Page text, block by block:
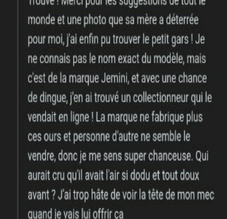
Publiée le29 avril 2026· Dijon (Bourgogne-Franche-Comté)
Ours en peluche blanc bleu et rose avec
un bavoir
Partager WhatsApp
Je l'ai perdu il y a plus de 15 ans et sur un forum il serait de la
marque Jemini...
Intéressé par cette annonce ?
Vous reconnaissez ce doudou ou vous pensez le connaître ?
Besançon
via le formulaire ci-dessous. Votre email reste
Votre email n'est pas affiché publiquement.Besançon recevra votre
message par email et pourra vous répondre directement.